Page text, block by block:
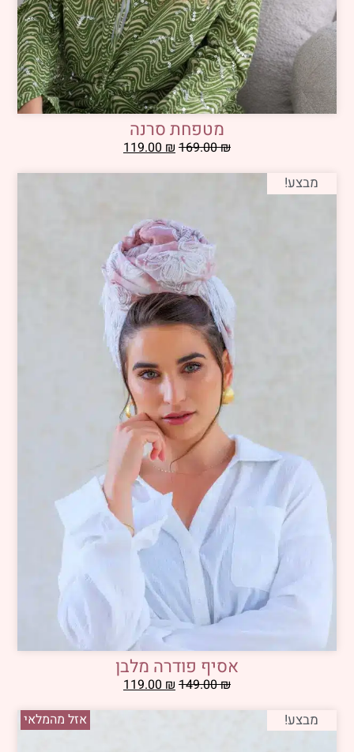
מטפחת סרנה
169.00₪
119.00₪
מבצע!
אסיף פודרה מלבן
149.00₪
119.00₪
אזל מהמלאי
מבצע!